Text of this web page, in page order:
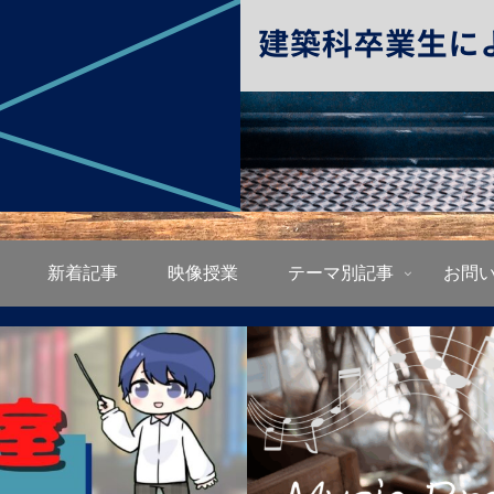
新着記事 映像授業 テーマ別記事 お問